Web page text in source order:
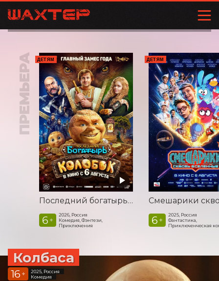
ПРЕМЬЕРА ДЕТЯМ
Последний богатырь. Колобок
6 +
2026, Россия
Комедия, Фэнтези,
Приключения
ДЕТЯМ
6 +
2025, Россия
Фантастика,
Приключенческая
Колбаса
16 +
2025, Россия
Комедия